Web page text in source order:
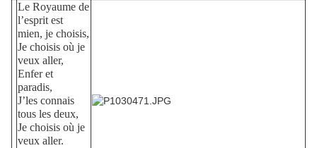
Le Royaume de
l’esprit est
mien, je choisis,
Je choisis où je
veux aller,
Enfer et
paradis,
J’les connais
tous les deux,
Je choisis où je
veux aller.